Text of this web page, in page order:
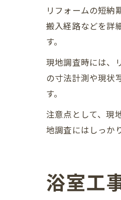
リフォームの短納
搬入経路などを詳
す。
現地調査時には、
の寸法計測や現状
す。
注意点として、現
地調査にはしっか
浴室工